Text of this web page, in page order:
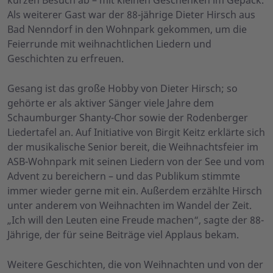
Als weiterer Gast war der 88-jährige Dieter Hirsch aus
Bad Nenndorf in den Wohnpark gekommen, um die
Feierrunde mit weihnachtlichen Liedern und
Geschichten zu erfreuen.
Gesang ist das große Hobby von Dieter Hirsch; so
gehörte er als aktiver Sänger viele Jahre dem
Schaumburger Shanty-Chor sowie der Rodenberger
Liedertafel an. Auf Initiative von Birgit Keitz erklärte sich
der musikalische Senior bereit, die Weihnachtsfeier im
ASB-Wohnpark mit seinen Liedern von der See und vom
Advent zu bereichern – und das Publikum stimmte
immer wieder gerne mit ein. Außerdem erzählte Hirsch
unter anderem von Weihnachten im Wandel der Zeit.
„Ich will den Leuten eine Freude machen“, sagte der 88-
Jährige, der für seine Beiträge viel Applaus bekam.
Weitere Geschichten, die von Weihnachten und von der